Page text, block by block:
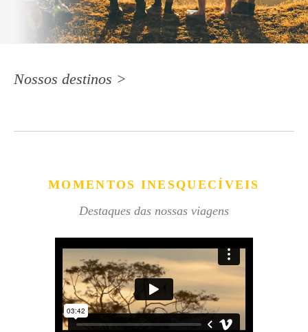
Nossos destinos >
MOMENTOS INESQUECÍVEIS
Destaques das nossas viagens